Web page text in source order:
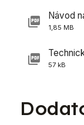
Návod
1,85 MB
57 kB